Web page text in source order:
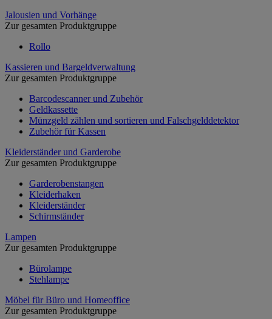
Jalousien und Vorhänge
Zur gesamten Produktgruppe
Rollo
Kassieren und Bargeldverwaltung
Zur gesamten Produktgruppe
Barcodescanner und Zubehör
Geldkassette
Münzgeld zählen und sortieren und Falschgelddetektor
Zubehör für Kassen
Kleiderständer und Garderobe
Zur gesamten Produktgruppe
Garderobenstangen
Kleiderhaken
Kleiderständer
Schirmständer
Lampen
Zur gesamten Produktgruppe
Bürolampe
Stehlampe
Möbel für Büro und Homeoffice
Zur gesamten Produktgruppe